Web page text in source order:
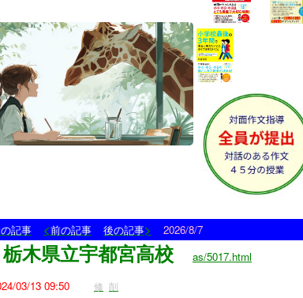
記事 <前の記事 後の記事> 2026/8/7
栃木県立宇都宮高校
as/5017.html
03/13 09:50 修 削